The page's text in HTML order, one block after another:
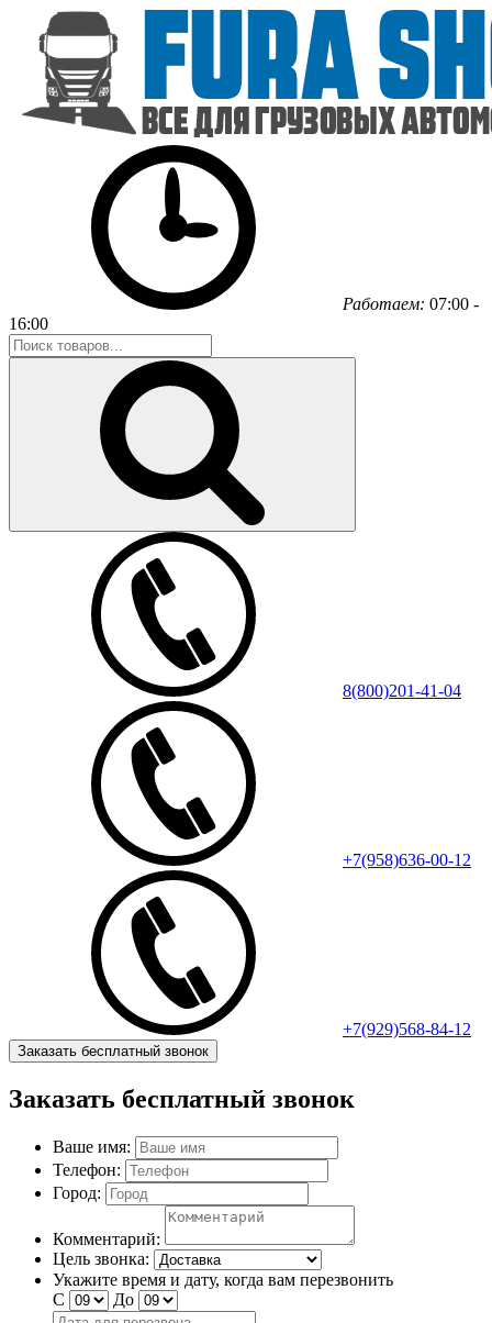
Работаем: 07:00 -
16:00
8(800)201-41-04
+7(958)636-00-12
+7(929)568-84-12
Заказать бесплатный звонок
Заказать бесплатный звонок
Ваше имя:
Телефон:
Город:
Комментарий:
Цель звонка:
Укажите время и дату, когда вам перезвонить
С
До